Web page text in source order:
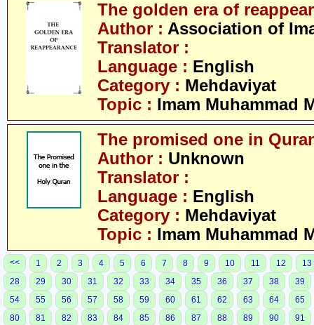
The golden era of
Author : Association of
Translator :
Language : English
Category : Mehdaviyat
Topic : Imam Muhammad
The promised one in
Author : Unknown
Translator :
Language : English
Category : Mehdaviyat
Topic : Imam Muhammad
<< 1 2 3 4 5 6 7 8 9 10 11 12
13
28
29 30 31 32 33 34 35 36 37 38
39
54
55 56 57 58 59 60 61 62 63 64
65
80
81 82 83 84 85 86 87 88 89 90
91